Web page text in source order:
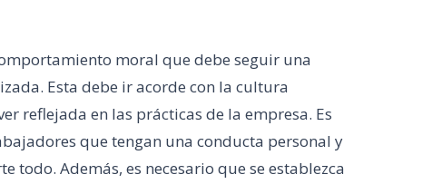
moral que debe seguir una
Esta debe ir acorde con la cultura
reflejada en las prácticas de la empresa. Es
que tengan una conducta personal y
Además, es necesario que se establezca